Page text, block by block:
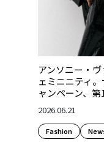
アンソニー・
ェミニニティ
ャンペーン、第
2026.06.21
Fashion​